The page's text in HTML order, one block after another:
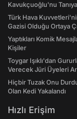
Kavukçuoğlu'nu
Türk Hava
Gazisi Olduğu Ortaya
Yaptıkları Komik
Kişiler
Toygar Işıklı'dan
Verecek Jüri Üyeleri
Hiçbir Tuzak Onu
Olan Kedi Yakalandı
Hızlı Erişim